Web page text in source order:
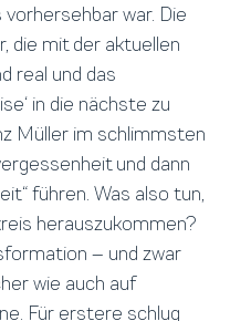
war. Die
die mit der aktuellen
real und das
in die nächste zu
Müller im schlimmsten
und dann
führen. Was also tun,
herauszukommen?
– und zwar
wie auch auf
Für erstere schlug